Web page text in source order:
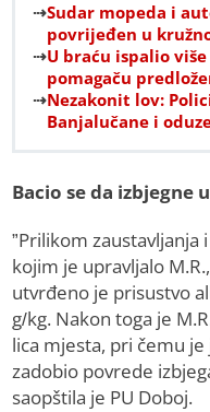
Sudar mopeda i
povrijeđen u
U braću ispalio
pomagaču
Nezakonit lov:
Banjalučane i
Bacio se da izbjegne
”Prilikom zaustavljanja
kojim je upravljalo
utvrđeno je prisustvo
g/kg. Nakon toga je
lica mjesta, pri čemu
zadobio povrede
saopštila je PU Doboj.